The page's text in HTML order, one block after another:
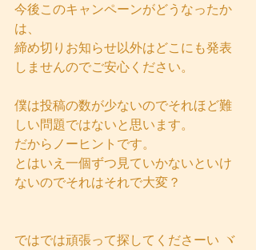
今後このキャンペーンがどうなったか
は、
締め切りお知らせ以外はどこにも発表
しませんのでご安心ください。
僕は投稿の数が少ないのでそれほど難
しい問題ではないと思います。
だからノーヒントです。
とはいえ一個ずつ見ていかないといけ
ないのでそれはそれで大変？
ではでは頑張って探してくださーい ヾ